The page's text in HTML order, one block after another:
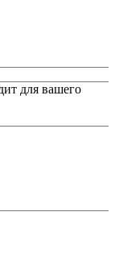
для вашего